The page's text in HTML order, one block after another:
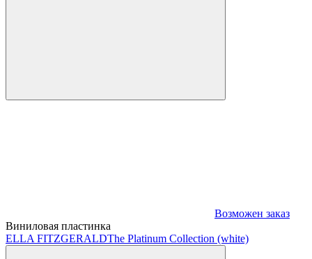
Возможен заказ
Виниловая пластинка
ELLA FITZGERALDThe Platinum Collection (white)